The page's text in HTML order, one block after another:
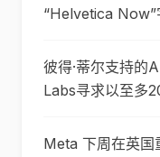
“Helvetica Now”
彼得·蒂尔支持的
Labs寻求以至多
Meta 下周在英国